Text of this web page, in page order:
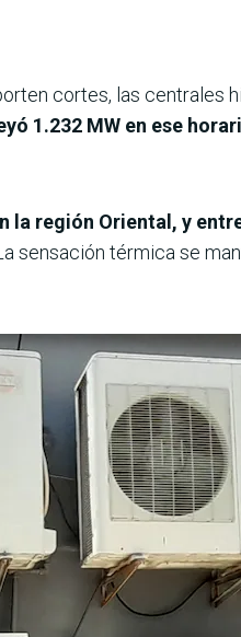
cortes, las centrales
1.232 MW en ese
la región Oriental, y
sensación térmica se